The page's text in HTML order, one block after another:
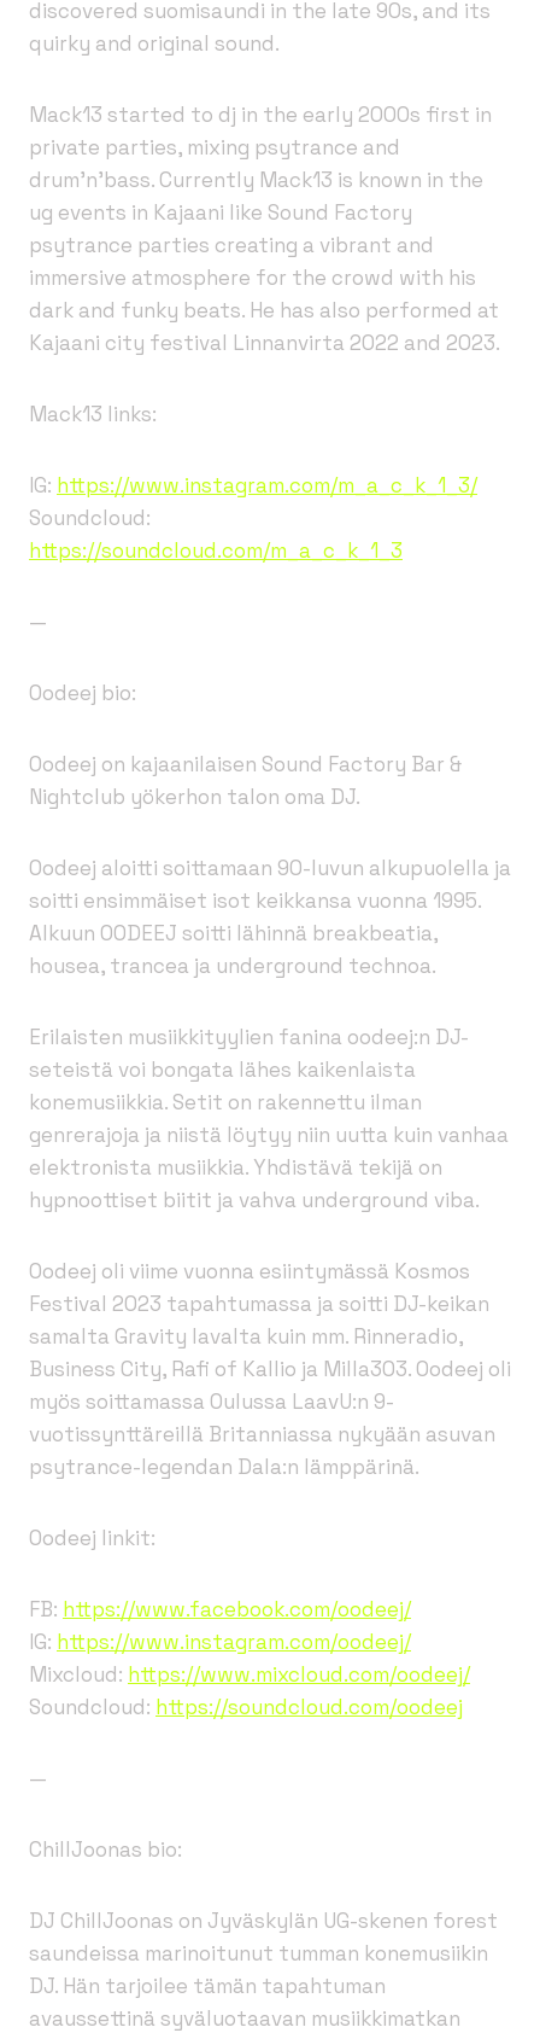
discovered suomisaundi in the late 90s, and its
quirky and original sound.
Mack13 started to dj in the early 2000s first in
private parties, mixing psytrance and
drum’n’bass. Currently Mack13 is known in the
ug events in Kajaani like Sound Factory
psytrance parties creating a vibrant and
immersive atmosphere for the crowd with his
dark and funky beats. He has also performed at
Kajaani city festival Linnanvirta 2022 and 2023.
Mack13 links:
IG: https://www.instagram.com/m_a_c_k_1_3/
Soundcloud:
https://soundcloud.com/m_a_c_k_1_3
—
Oodeej bio:
Oodeej on kajaanilaisen Sound Factory Bar &
Nightclub yökerhon talon oma DJ.
Oodeej aloitti soittamaan 90-luvun alkupuolella ja
soitti ensimmäiset isot keikkansa vuonna 1995.
Alkuun OODEEJ soitti lähinnä breakbeatia,
housea, trancea ja underground technoa.
Erilaisten musiikkityylien fanina oodeej:n DJ-
seteistä voi bongata lähes kaikenlaista
konemusiikkia. Setit on rakennettu ilman
genrerajoja ja niistä löytyy niin uutta kuin vanhaa
elektronista musiikkia. Yhdistävä tekijä on
hypnoottiset biitit ja vahva underground viba.
Oodeej oli viime vuonna esiintymässä Kosmos
Festival 2023 tapahtumassa ja soitti DJ-keikan
samalta Gravity lavalta kuin mm. Rinneradio,
Business City, Rafi of Kallio ja Milla303. Oodeej oli
myös soittamassa Oulussa LaavU:n 9-
vuotissynttäreillä Britanniassa nykyään asuvan
psytrance-legendan Dala:n lämppärinä.
Oodeej linkit:
FB: https://www.facebook.com/oodeej/
IG: https://www.instagram.com/oodeej/
Mixcloud: https://www.mixcloud.com/oodeej/
Soundcloud: https://soundcloud.com/oodeej
—
ChillJoonas bio:
DJ ChillJoonas on Jyväskylän UG-skenen forest
saundeissa marinoitunut tumman konemusiikin
DJ. Hän tarjoilee tämän tapahtuman
avaussettinä syväluotaavan musiikkimatkan